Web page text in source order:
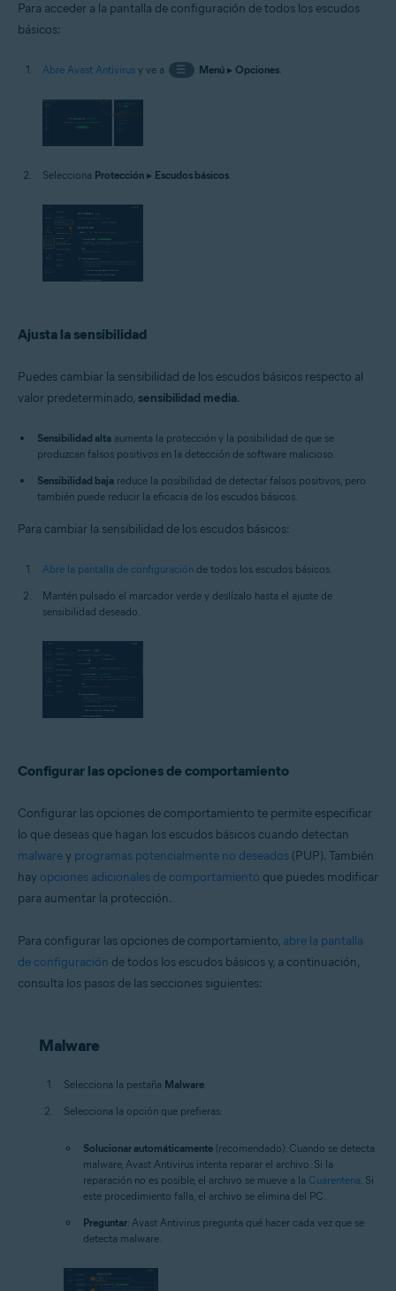
Para acceder a la pantalla de configuración de todos los escudos
básicos:
Abre Avast Antivirus y ve a ☰ Menú▸ Opciones.
Selecciona Protección ▸ Escudos básicos.
Ajusta la sensibilidad
Puedes cambiar la sensibilidad de los escudos básicos respecto al
valor predeterminado, sensibilidad media.
Sensibilidad alta aumenta la protección y la posibilidad de que se
produzcan falsos positivos en la detección de software malicioso.
Sensibilidad baja reduce la posibilidad de detectar falsos positivos, pero
también puede reducir la eficacia de los escudos básicos.
Para cambiar la sensibilidad de los escudos básicos:
Abre la pantalla de configuración de todos los escudos básicos.
Mantén pulsado el marcador verde y deslízalo hasta el ajuste de
sensibilidad deseado.
Configurar las opciones de comportamiento
Configurar las opciones de comportamiento te permite especificar
lo que deseas que hagan los escudos básicos cuando detectan
malwarey programas potencialmente no deseados (PUP). También
hay opciones adicionales de comportamiento que puedes modificar
para aumentar la protección.
Para configurar las opciones de comportamiento, abre la pantalla
de configuración de todos los escudos básicos y, a continuación,
consulta los pasos de las secciones siguientes:
Malware
Selecciona la pestaña Malware.
Selecciona la opción que prefieras:
Solucionar automáticamente (recomendado): Cuando se detecta
malware, Avast Antivirus intenta reparar el archivo. Si la
reparación no es posible, el archivo se mueve a la Cuarentena. Si
este procedimiento falla, el archivo se elimina del PC.
Preguntar: Avast Antivirus pregunta qué hacer cada vez que se
detecta malware.